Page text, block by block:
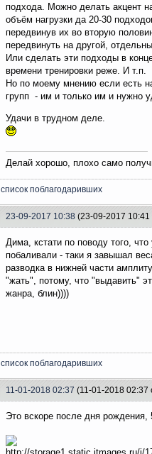
подхода. Можно делать акцент
объём нагрузки да 20-30
передвинув их во вторую
передвинуть на другой,
Или сделать эти подходы в
времени тренировки реже. И т.п.
Но по моему мнению если есть
групп - им и только им и нужно
Удачи в трудном деле.
Делай хорошо, плохо само
список поблагодаривших
23-09-2017 10:38 (23-09-2017 10:41
Дима, кстати по поводу того,
побаливали - таки я завышал
разводка в нижней части
"жать", потому, что "выдавить"
жанра, блин))))
список поблагодаривших
11-01-2018 02:37 (11-01-2018 02:37
Это вскоре после дня